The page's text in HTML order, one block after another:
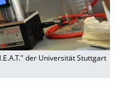
der Universität Stuttgart